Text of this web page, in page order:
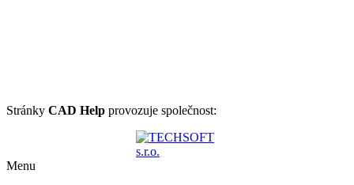
Stránky CAD Help provozuje společnost:
Menu